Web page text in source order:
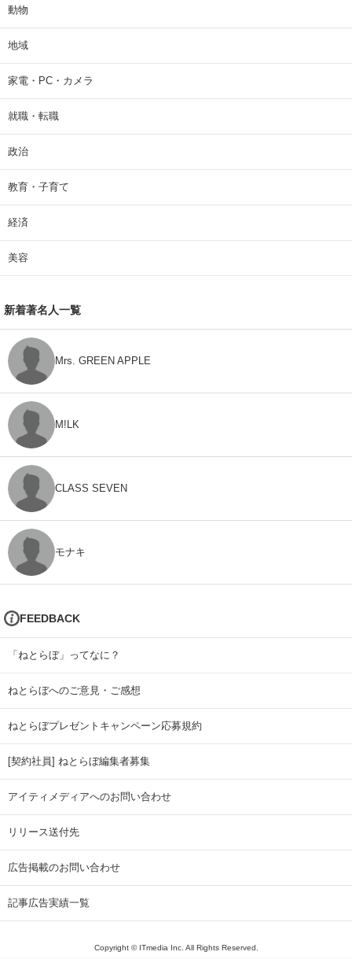
動物
地域
家電・PC・カメラ
就職・転職
政治
教育・子育て
経済
美容
新着著名人一覧
Mrs. GREEN APPLE
M!LK
CLASS SEVEN
モナキ
FEEDBACK
「ねとらぼ」ってなに？
ねとらぼへのご意見・ご感想
ねとらぼプレゼントキャンペーン応募規約
[契約社員] ねとらぼ編集者募集
アイティメディアへのお問い合わせ
リリース送付先
広告掲載のお問い合わせ
記事広告実績一覧
Copyright © ITmedia Inc. All Rights Reserved.